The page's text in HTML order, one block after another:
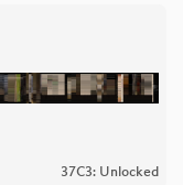
37C3: Unlocked